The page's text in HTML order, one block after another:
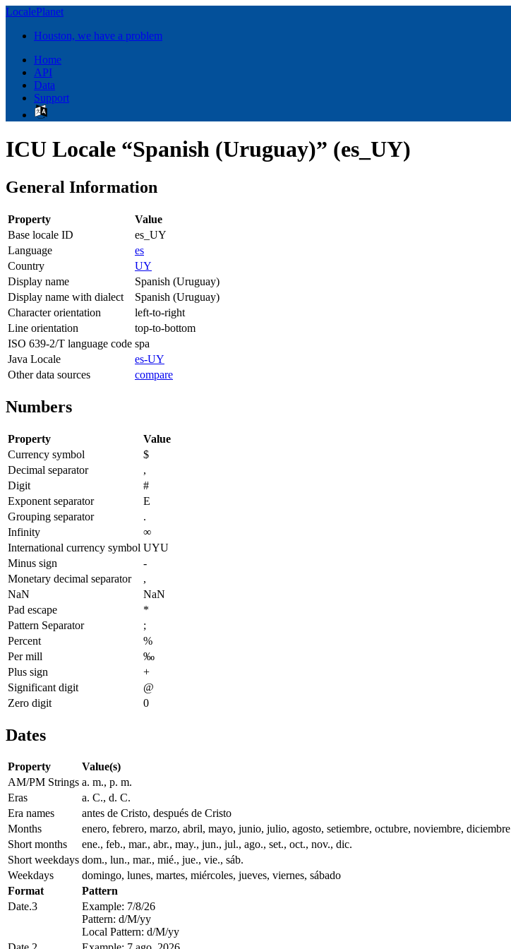
LocalePlanet
Houston, we have a problem
Home
API
Data
Support
ICU Locale “Spanish (Uruguay)” (es_UY)
General Information
Property
Value
Base locale ID
es_UY
Language
es
Country
UY
Display name
Spanish (Uruguay)
Display name with dialect
Spanish (Uruguay)
Character orientation
left-to-right
Line orientation
top-to-bottom
ISO 639-2/T language code spa
Java Locale
es-UY
Other data sources
compare
Numbers
Property
Value
Currency symbol
$
Decimal separator
,
Digit
#
Exponent separator
E
Grouping separator
.
Infinity
∞
International currency symbol UYU
Minus sign
-
Monetary decimal separator
,
NaN
NaN
Pad escape
*
Pattern Separator
;
Percent
%
Per mill
‰
Plus sign
+
Significant digit
@
Zero digit
0
Dates
Property
Value(s)
AM/PM Strings a. m., p. m.
Eras
a. C., d. C.
Era names
antes de Cristo, después de Cristo
Months
enero, febrero, marzo, abril, mayo, junio, julio, agosto, setiembre, octubre, noviembre, diciembre
Short months
ene., feb., mar., abr., may., jun., jul., ago., set., oct., nov., dic.
Short weekdays dom., lun., mar., mié., jue., vie., sáb.
Weekdays
domingo, lunes, martes, miércoles, jueves, viernes, sábado
Format
Pattern
Date.3
Example: 7/8/26
Pattern: d/M/yy
Local Pattern: d/M/yy